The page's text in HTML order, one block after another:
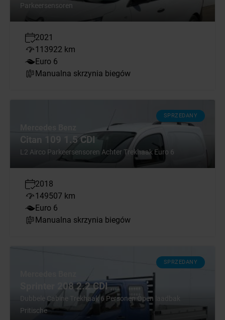
Parkeersensoren
2021
113922 km
Euro 6
Manualna skrzynia biegów
SPRZEDANY
Mercedes Benz
Citan 109 1.5 CDI
L2 Airco Parkeersensoren Achter Trekhaak Euro 6
2018
149507 km
Euro 6
Manualna skrzynia biegów
SPRZEDANY
Sprinter 208 2.2 CDI
Dubbele Cabine Trekhaak 6 Personen Open laadbak
Pritische